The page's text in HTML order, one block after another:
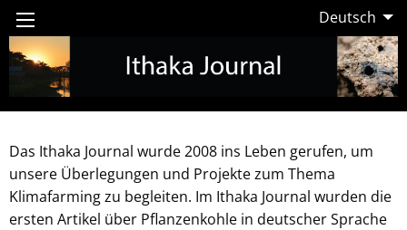
Deutsch
Das Ithaka Journal wurde 2008 ins Leben gerufen, um
unsere Überlegungen und Projekte zum Thema
Klimafarming zu begleiten. Im Ithaka Journal wurden die
ersten Artikel über Pflanzenkohle in deutscher Sprache